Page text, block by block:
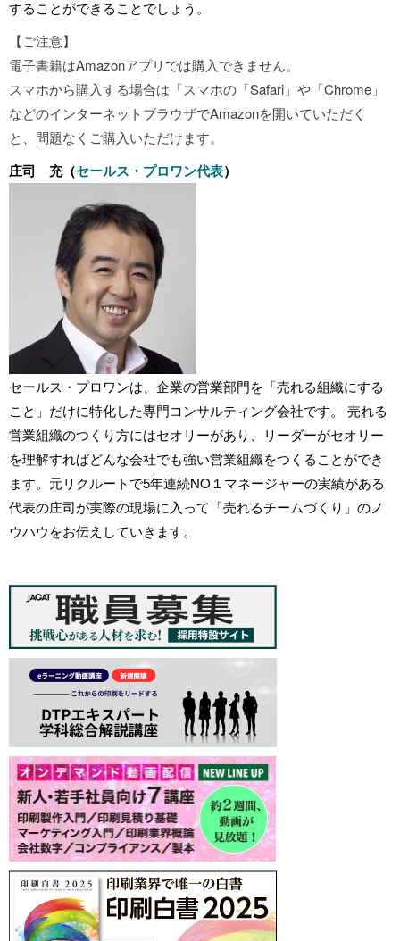
することができることでしょう。
【ご注意】
電子書籍はAmazonアプリでは購入できません。
スマホから購入する場合は「スマホの「Safari」や「Chrome」
などのインターネットブラウザでAmazonを開いていただく
と、問題なくご購入いただけます。
庄司 充（セールス・プロワン代表）
セールス・プロワンは、企業の営業部門を「売れる組織にする
こと」だけに特化した専門コンサルティング会社です。 売れる
営業組織のつくり方にはセオリーがあり、リーダーがセオリー
を理解すればどんな会社でも強い営業組織をつくることができ
ます。元リクルートで5年連続NO１マネージャーの実績がある
代表の庄司が実際の現場に入って「売れるチームづくり」のノ
ウハウをお伝えしていきます。